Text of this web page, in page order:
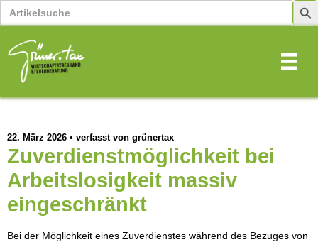
Search
for:
22. März 2026 • verfasst von grünertax
Zuverdienstmöglichkeit bei
Arbeitslosigkeit massiv
eingeschränkt
Bei der Möglichkeit eines Zuverdienstes während des Bezuges von